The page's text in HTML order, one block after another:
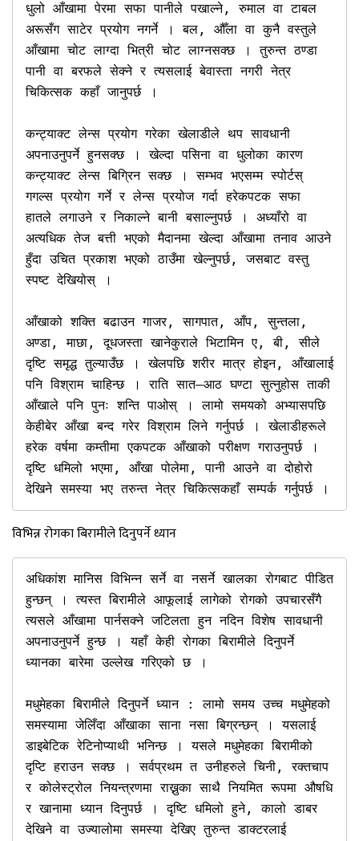
धुलो आँखामा पेरमा सफा पानीले पखाल्ने, रुमाल वा टाबल
अरूसँग साटेर प्रयोग नगर्ने । बल, औँला वा कुनै वस्तुले
आँखामा चोट लाग्दा भित्री चोट लाग्नसक्छ । तुरुन्त ठण्डा
पानी वा बरफले सेक्ने र त्यसलाई बेवास्ता नगरी नेत्र
चिकित्सक कहाँ जानुपर्छ ।
कन्ट्याक्ट लेन्स प्रयोग गरेका खेलाडीले थप सावधानी
अपनाउनुपर्ने हुनसक्छ । खेल्दा पसिना वा धुलोका कारण
कन्ट्याक्ट लेन्स बिग्रिन सक्छ । सम्भव भएसम्म स्पोर्टस्
गगल्स प्रयोग गर्ने र लेन्स प्रयोज गर्दा हरेकपटक सफा
हातले लगाउने र निकाल्ने बानी बसाल्नुपर्छ । अध्याँरो वा
अत्यधिक तेज बत्ती भएको मैदानमा खेल्दा आँखामा तनाव आउने
हुँदा उचित प्रकाश भएको ठाउँमा खेल्नुपर्छ, जसबाट वस्तु
स्पष्ट देखियोस् ।
आँखाको शक्ति बढाउन गाजर, सागपात, आँप, सुन्तला,
अण्डा, माछा, दूधजस्ता खानेकुराले भिटामिन ए, बी, सीले
दृष्टि समृद्ध तुल्याउँछ । खेलपछि शरीर मात्र होइन, आँखालाई
पनि विश्राम चाहिन्छ । राति सात–आठ घण्टा सुत्नुहोस ताकी
आँखाले पनि पुनः शन्ति पाओस् । लामो समयको अभ्यासपछि
केहीबेर आँखा बन्द गरेर विश्राम लिने गर्नुपर्छ । खेलाडीहरूले
हरेक वर्षमा कम्तीमा एकपटक आँखाको परीक्षण गराउनुपर्छ ।
दृष्टि धमिलो भएमा, आँखा पोलेमा, पानी आउने वा दोहोरो
देखिने समस्या भए तरुन्त नेत्र चिकित्सकहाँ सम्पर्क गर्नुपर्छ ।
विभिन्न रोगका बिरामीले दिनुपर्ने ध्यान
अधिकांश मानिस विभिन्न सर्ने वा नसर्ने खालका रोगबाट पीडित
हुन्छन् । त्यस्त बिरामीले आफूलाई लागेको रोगको उपचारसँगै
त्यसले आँखामा पार्नसक्ने जटिलता हुन नदिन विशेष सावधानी
अपनाउनुपर्ने हुन्छ । यहाँ केही रोगका बिरामीले दिनुपर्ने
ध्यानका बारेमा उल्लेख गरिएको छ ।
मधुमेहका बिरामीले दिनुपर्ने ध्यान : लामो समय उच्च मधुमेहको
समस्यामा जेलिँदा आँखाका साना नसा बिग्रन्छन् । यसलाई
डाइबेटिक रेटिनोप्याथी भनिन्छ । यसले मधुमेहका बिरामीको
दृप्टि हराउन सक्छ । सर्वप्रथम त उनीहरुले चिनी, रक्तचाप
र कोलेस्ट्रोल नियन्त्रणमा राख्नुका साथै नियमित रूपमा औषधि
र खानामा ध्यान दिनुपर्छ । दृष्टि धमिलो हुने, कालो डाबर
देखिने वा उज्यालोमा समस्या देखिए तुरुन्त डाक्टरलाई